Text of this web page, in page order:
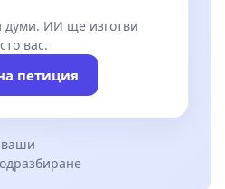
думи. ИИ ще изготви
вас.
петиция
ваши